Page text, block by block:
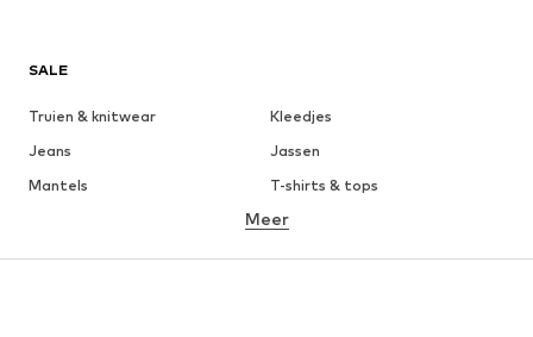
SALE
Truien & knitwear
Kleedjes
Jeans
Jassen
Mantels
T-shirts & tops
Ondergoed
Rokken
Blouses & tunieken
Meer